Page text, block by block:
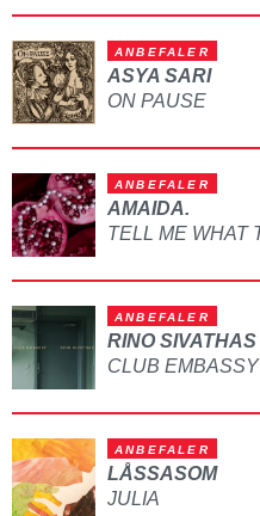
ANBEFALER
ASYA SARI
ON PAUSE
ANBEFALER
AMAIDA.
ANBEFALER
RINO SIVATHAS
CLUB EMBASSY
ANBEFALER
LÅSSASOM
JULIA